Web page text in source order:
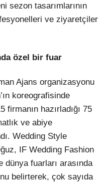
sezon tasarımlarının
ve ziyaretçiler
özel bir fuar
Ajans organizasyonu
koreografisinde
hazırladığı 75
ve abiye
Wedding Style
IF Wedding Fashion
dünya fuarları arasında
belirterek, çok sayıda